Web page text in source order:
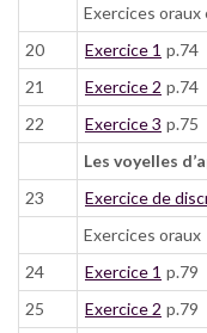
Exercices
20
Exercice 1 p.74
21
Exercice 2 p.74
22
Exercice 3 p.75
Les voyelles
23
Exercice de
Exercices oraux
24
Exercice 1 p.79
25
Exercice 2 p.79